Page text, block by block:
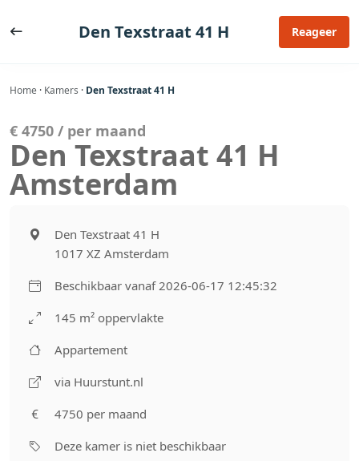
naar
Den Texstraat 41 H Reageer
Home · Kamers · Den Texstraat 41 H
€ 4750 / per maand
Den Texstraat 41 H
Amsterdam
Den Texstraat 41 H
1017 XZ Amsterdam
Beschikbaar vanaf 2026-06-17 12:45:32
145 m² oppervlakte
Appartement
via Huurstunt.nl
4750 per maand
Deze kamer is niet beschikbaar